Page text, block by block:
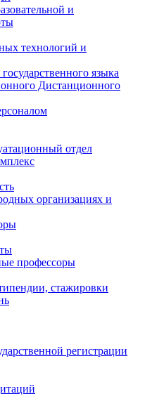
и
технологий и
языка
Дистанционного
отдел
организациях и
профессоры
стажировки
регистрации